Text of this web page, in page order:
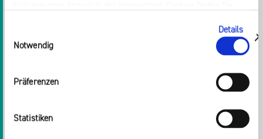
„Einwilligung ändern“ in der Datenschutzerklärung aufgerufen
werden. Dort können Sie auch Ihre Einwilligung jederzeit mit
Wirkung für die Zukunft widerrufen. Die vollständige Ablehnung
optionaler Cookies erfolgt über den Button „Nur notwendige
Notwendig
Präferenzen
Statistiken
Details
zeigen
www.instagram.com/handysektor
YouTube:
www.youtube.com/handysektorde
www.facebook.com/handysektor
Dr. Peter Widlok